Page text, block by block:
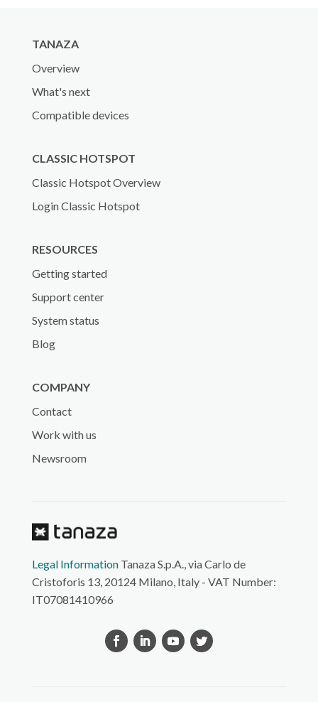
TANAZA
Overview
What's next
Compatible devices
CLASSIC HOTSPOT
Classic Hotspot Overview
Login Classic Hotspot
RESOURCES
Getting started
Support center
System status
Blog
COMPANY
Contact
Work with us
Newsroom
Legal InformationTanaza S.p.A., via Carlo de
Cristoforis 13, 20124 Milano, Italy - VAT Number:
IT07081410966